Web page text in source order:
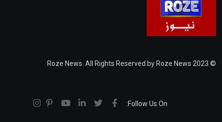
© 2023 Roze News. All Rights Reserved by Roze News
Follow Us On: